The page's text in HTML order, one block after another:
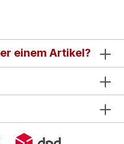
einem Artikel?